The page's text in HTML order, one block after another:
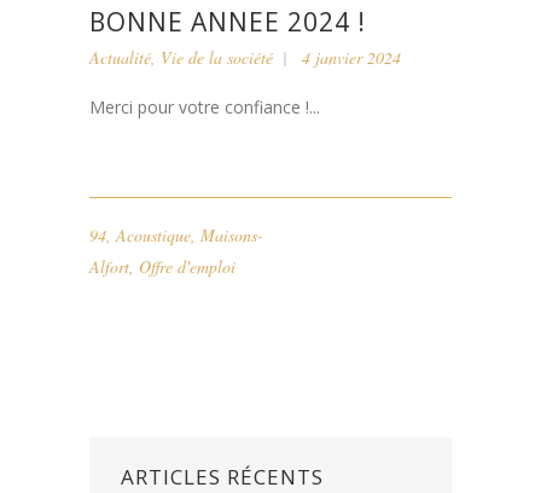
BONNE ANNEE 2024 !
Actualité, Vie de la société 4 janvier 2024
Merci pour votre confiance !...
94,Acoustique, Maisons-
Alfort, Offre d'emploi
ARTICLES RÉCENTS